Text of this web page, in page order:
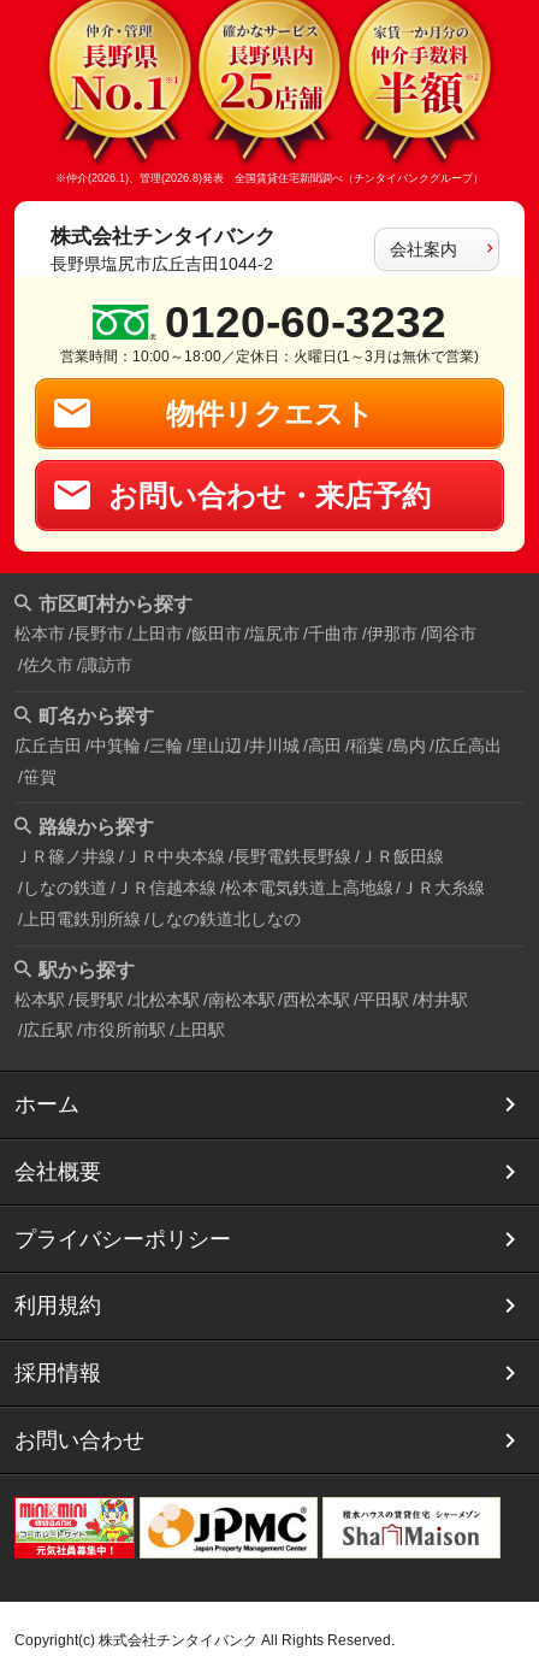
※仲介(2026.1)、管理(2026.8)発表 全国賃貸住宅新聞調べ（チンタイバンクグループ）
株式会社チンタイバンク
長野県塩尻市広丘吉田1044-2
会社案内
0120-60-3232
営業時間：10:00～18:00／定休日：火曜日(1～3月は無休で営業)
物件リクエスト
お問い合わせ・来店予約
市区町村から探す
松本市 長野市 上田市 飯田市 塩尻市 千曲市 伊那市 岡谷市
佐久市 諏訪市
町名から探す
広丘吉田 中箕輪 三輪 里山辺 井川城 高田 稲葉 島内 広丘高出
笹賀
路線から探す
ＪＲ篠ノ井線 ＪＲ中央本線 長野電鉄長野線 ＪＲ飯田線
しなの鉄道 ＪＲ信越本線 松本電気鉄道上高地線
ＪＲ大糸線
上田電鉄別所線 しなの鉄道北しなの
駅から探す
松本駅 長野駅 北松本駅 南松本駅 西松本駅 平田駅 村井駅
広丘駅 市役所前駅 上田駅
ホーム
会社概要
プライバシーポリシー
利用規約
採用情報
お問い合わせ
Copyright(c) 株式会社チンタイバンク All Rights Reserved.